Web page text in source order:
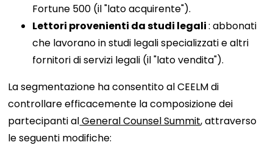
Fortune 500 (il "lato acquirente").
Lettori provenienti da studi legali: abbonati
che lavorano in studi legali specializzati e altri
fornitori di servizi legali (il "lato vendita").
La segmentazione ha consentito al CEELM di
controllare efficacemente la composizione dei
partecipanti alGeneral Counsel Summit, attraverso
le seguenti modifiche: